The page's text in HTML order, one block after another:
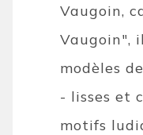
Vaugoin,
Vaugoin",
modèles
- lisses et
motifs